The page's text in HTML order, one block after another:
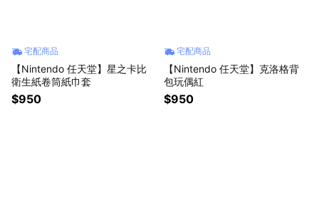
宅配商品
【Nintendo 任天堂】星之卡比
衛生紙卷筒紙巾套
$950
宅配商品
【Nintendo 任天堂】克洛格背
包玩偶紅
$950